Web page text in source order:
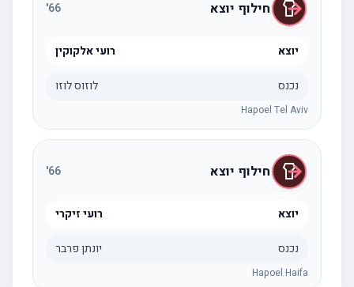
חילוף יוצא 66
'
יוצא רועי אלקוקין
נכנס לוזוס לוזו
Hapoel Tel Aviv
חילוף יוצא 66
'
יוצא רועי זיקרי
נכנס יונתן פרבר
Hapoel Haifa